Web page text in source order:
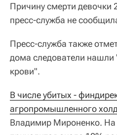
Причину смерти девочки
пресс-служба не
Пресс-служба также
дома следователи
крови".
В числе убитых -
агропромышленного
Владимир Мироненко.